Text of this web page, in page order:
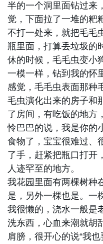
半的一个洞里面钻过来
觉，下面拉了一堆的粑
不打一处来，就把毛毛
瓶里面，打算丢垃圾的
休的时候，毛毛虫变小
一模一样，钻到我的怀
感觉，毛毛虫表面那种
毛虫演化出来的房子和
了房间，有吃饭的地方
怜巴巴的说，我是你的
食物了，宝宝很难过
了手，赶紧把瓶口打开
人迹罕至的地方。
我花园里面有两棵树种
是，另外一棵也是。一
我很懒的，浇水一般是
洗东西，心血来潮就胡
肩膀，很开心的说“我